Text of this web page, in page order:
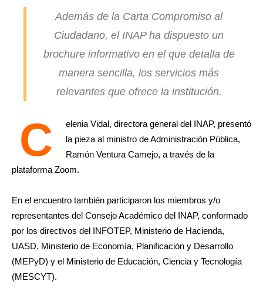
Además de la Carta Compromiso al
Ciudadano, el INAP ha dispuesto un
brochureinformativo en el que detalla de
manera sencilla, los servicios más
relevantes que ofrece la institución.
C
elenia Vidal, directora general del INAP, presentó
la pieza al ministro de Administración Pública,
Ramón Ventura Camejo, a través de la
plataforma Zoom.
En el encuentro también participaron los miembros y/o
representantes del Consejo Académico del INAP, conformado
por los directivos del INFOTEP, Ministerio de Hacienda,
UASD, Ministerio de Economía, Planificación y Desarrollo
(MEPyD) y el Ministerio de Educación, Ciencia y Tecnología
(MESCYT).